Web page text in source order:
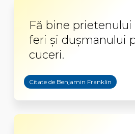
Fă bine prietenului
feri și dușmanului
cuceri.
Citate de Benjamin Franklin